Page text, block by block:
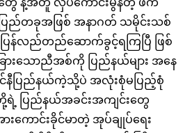
ည်တခုအဖြစ် အနာဂတ် သမိုင်းသစ်
လည်တည်ဆောက်ခွင့်ရကြပြီ ဖြစ်
ားသောညီအစ်ကို ပြည်နယ်များ အနေ
နီပြည်နယ်ကဲ့သို့ပဲ အလုံးစုံမပြည့်စုံ
ပြည်နယ်အခင်းအကျင်းတွေ
ားကောင်းခိုင်မာတဲ့ အုပ်ချုပ်ရေး